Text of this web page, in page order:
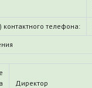
телефона:
Директор